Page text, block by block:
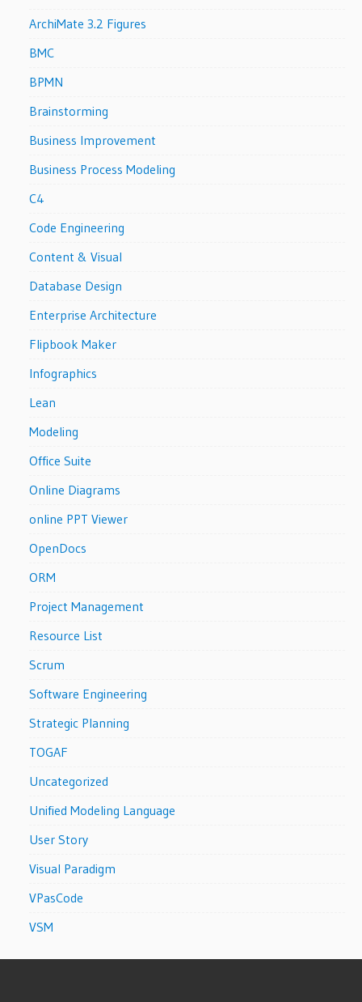
ArchiMate 3.2 Figures
BMC
BPMN
Brainstorming
Business Improvement
Business Process Modeling
C4
Code Engineering
Content & Visual
Database Design
Enterprise Architecture
Flipbook Maker
Infographics
Lean
Modeling
Office Suite
Online Diagrams
online PPT Viewer
OpenDocs
ORM
Project Management
Resource List
Scrum
Software Engineering
Strategic Planning
TOGAF
Uncategorized
Unified Modeling Language
User Story
Visual Paradigm
VPasCode
VSM